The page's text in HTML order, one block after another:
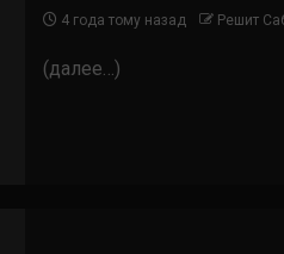
4 года тому назад Решит
(далее…)